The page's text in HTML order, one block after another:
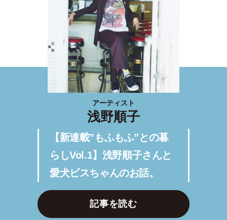
アーティスト
浅野順子
【新連載”もふもふ”との暮
らしVol.1】浅野順子さんと
愛犬ビスちゃんのお話。
記事を読む